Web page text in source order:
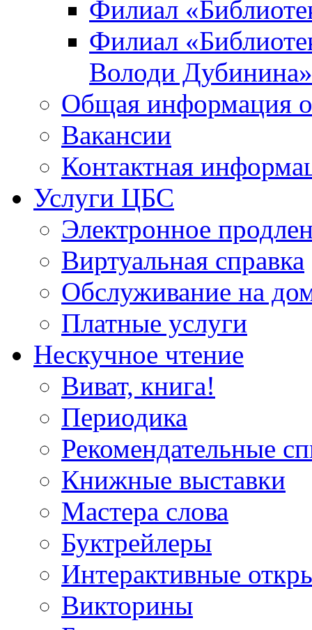
Филиал
Филиал
Володи Дубинина»
Общая информация
Вакансии
Контактная
Услуги ЦБС
Электронное
Виртуальная справка
Обслуживание на
Платные услуги
Нескучное чтение
Виват, книга!
Периодика
Рекомендательные
Книжные выставки
Мастера слова
Буктрейлеры
Интерактивные
Викторины